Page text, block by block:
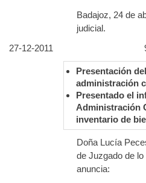
Badajoz, 24 de
judicial.
27-12-2011
Presentación
administración
Presentado el
Administración
inventario de
Doña Lucía
de Juzgado de lo
anuncia: